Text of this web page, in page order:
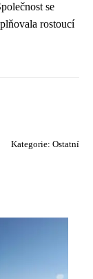
se
rostoucí
Kategorie: Ostatní